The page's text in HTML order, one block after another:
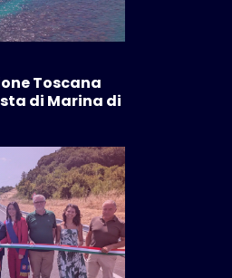
Toscana
di Marina di